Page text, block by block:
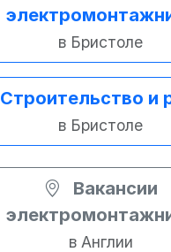
в Бристоле
Строительство и
в Бристоле
Вакансии
в Англии